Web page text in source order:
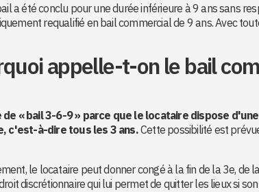
a été conclu pour une durée inférieure à 9 ans sans
requalifié en bail commercial de 9 ans. Avec
appelle-t-on le bail
de « bail 3-6-9 » parce que le locataire dispose
c'est-à-dire tous les 3 ans.Cette possibilité est
le locataire peut donner congé à la fin de la 3e, de
discrétionnaire qui lui permet de quitter les lieux si